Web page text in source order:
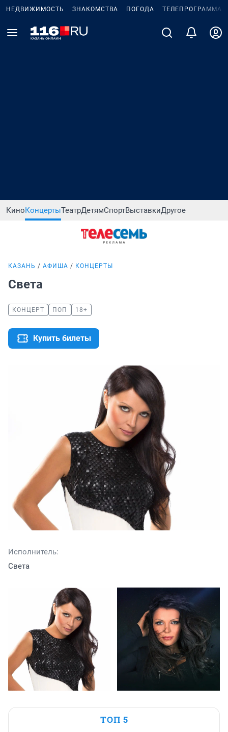
НЕДВИЖИМОСТЬ ЗНАКОМСТВА ПОГОДА ТЕЛЕПРОГРАММА
КиноКонцертыТеатрДетямСпортВыставкиДругое
КАЗАНЬ АФИША КОНЦЕРТЫ
Света
КОНЦЕРТ ПОП 18+
Купить билеты
Исполнитель:
Света
ТОП 5